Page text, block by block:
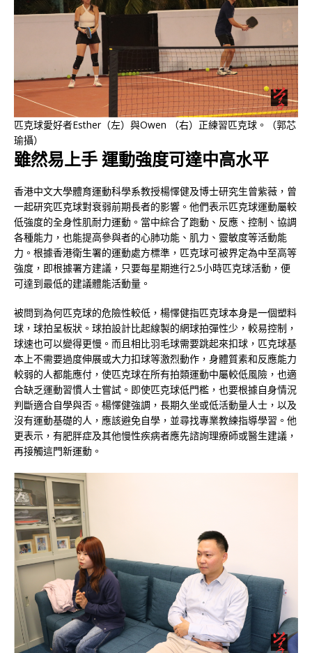
匹克球愛好者Esther（左）與Owen （右）正練習匹克球。（郭芯
瑜攝）
雖然易上手 運動強度可達中高水平
香港中文大學體育運動科學系教授楊懌健及博士研究生曾紫薇，曾
一起研究匹克球對衰弱前期長者的影響。他們表示匹克球運動屬較
低強度的全身性肌耐力運動。當中綜合了跑動、反應、控制、協調
各種能力，也能提高參與者的心肺功能、肌力、靈敏度等活動能
力。根據香港衛生署的運動處方標準，匹克球可被界定為中至高等
強度，即根據署方建議，只要每星期進行2.5小時匹克球活動，便
可達到最低的建議體能活動量。
被問到為何匹克球的危險性較低，楊懌健指匹克球本身是一個塑料
球，球拍呈板狀。球拍設計比起線製的網球拍彈性少，較易控制，
球速也可以變得更慢。而且相比羽毛球需要跳起來扣球，匹克球基
本上不需要過度伸展或大力扣球等激烈動作，身體質素和反應能力
較弱的人都能應付，使匹克球在所有拍類運動中屬較低風險，也適
合缺乏運動習慣人士嘗試。即使匹克球低門檻，也要根據自身情況
判斷適合自學與否。楊懌健強調，長期久坐或低活動量人士，以及
沒有運動基礎的人，應該避免自學，並尋找專業教練指導學習。他
更表示，有肥胖症及其他慢性疾病者應先諮詢理療師或醫生建議，
再接觸這門新運動。